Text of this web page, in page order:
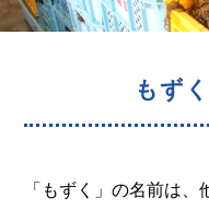
もず
「もずく」の名前は